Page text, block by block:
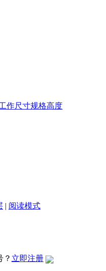
作尺寸规格高度
| 阅读模式
？ 立即注册